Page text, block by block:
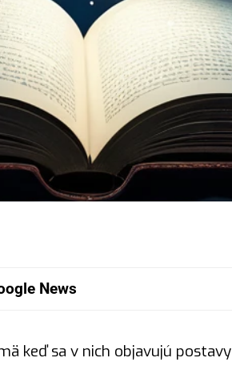
News
keď sa v nich objavujú postavy